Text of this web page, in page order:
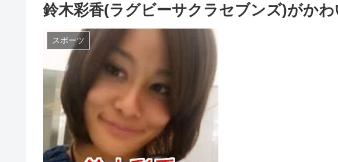
鈴木彩香(ラグビーサクラセブンズ)がか
スポーツ